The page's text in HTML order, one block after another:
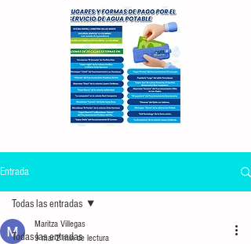
Entrada
Todas las entradas
Todas las entradas
Maritza Villegas
9 mar2 min de lectura